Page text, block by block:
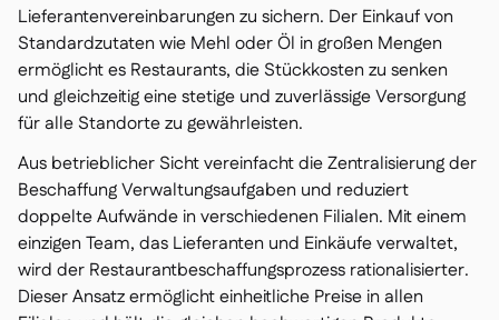
Lieferantenvereinbarungen zu sichern. Der Einkauf von
Standardzutaten wie Mehl oder Öl in großen Mengen
ermöglicht es Restaurants, die Stückkosten zu senken
und gleichzeitig eine stetige und zuverlässige Versorgung
für alle Standorte zu gewährleisten.
Aus betrieblicher Sicht vereinfacht die Zentralisierung der
Beschaffung Verwaltungsaufgaben und reduziert
doppelte Aufwände in verschiedenen Filialen. Mit einem
einzigen Team, das Lieferanten und Einkäufe verwaltet,
wird der Restaurantbeschaffungsprozess rationalisierter.
Dieser Ansatz ermöglicht einheitliche Preise in allen